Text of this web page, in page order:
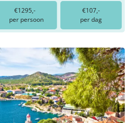
€1295,-
per persoon
€107,-
per dag